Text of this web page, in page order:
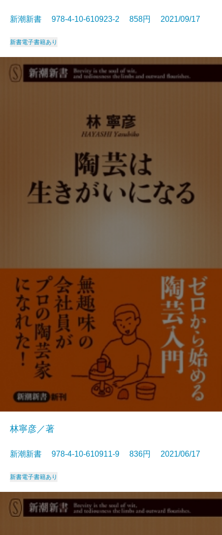
新潮新書 978-4-10-610923-2 858円 2021/09/17
新書電子書籍あり
林寧彦／著
新潮新書 978-4-10-610911-9 836円 2021/06/17
新書電子書籍あり